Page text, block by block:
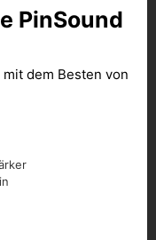
PinSound
dem Besten von